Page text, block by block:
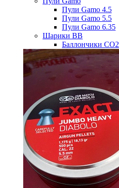
Пули Gamo 4.5
Пули Gamo 5.5
Пули Gamo 6.35
Шарики BB
Баллончики CO2